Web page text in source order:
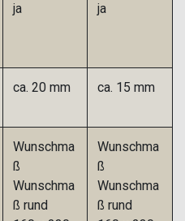
ja ja
ca. 20 mm ca. 15 mm
Wunschma
ß
Wunschma
ß rund
Wunschma
ß
Wunschma
ß rund